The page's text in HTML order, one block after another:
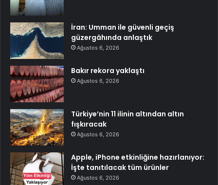
İran: Umman ile güvenli geçiş
güzergâhında anlaştık
Ağustos 6, 2026
Bakır rekora yaklaştı
Ağustos 6, 2026
Türkiye’nin 11 ilinin altından altın
fışkıracak
Ağustos 6, 2026
Apple, iPhone etkinliğine hazırlanıyor:
İşte tanıtılacak tüm ürünler
Ağustos 6, 2026